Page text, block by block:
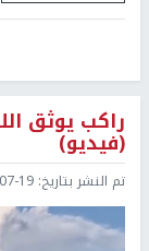
راكب يوثق
(فيديو)
تم النشر بتاريخ: 09:33